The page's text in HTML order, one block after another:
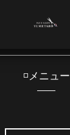
◽️メニュー